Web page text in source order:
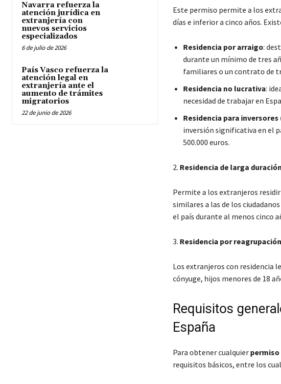
Navarra refuerza la
atención jurídica en
extranjería con
nuevos servicios
especializados
6 de julio de 2026
País Vasco refuerza la
atención legal en
extranjería ante el
aumento de trámites
migratorios
22 de junio de 2026
Este permiso permite a los
días e inferior a cinco años.
Residencia por arraigo:
durante un mínimo de tres
familiares o un contrato de
Residencia no lucrativa:
necesidad de trabajar en
Residencia para inversores
inversión significativa en el
500.000 euros.
2. Residencia de larga duración
Permite a los extranjeros
similares a las de los
el país durante al menos cinco
3. Residencia por
Los extranjeros con residencia
cónyuge, hijos menores de 18
Requisitos
España
Para obtener cualquier permiso
requisitos básicos, entre los